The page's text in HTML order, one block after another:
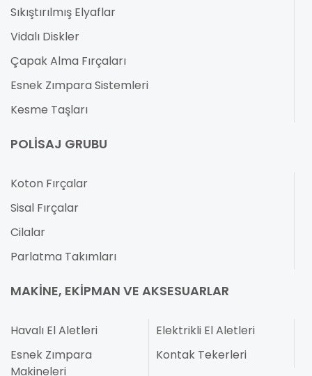
Sıkıştırılmış Elyaflar
Vidalı Diskler
Çapak Alma Fırçaları
Esnek Zımpara Sistemleri
Kesme Taşları
POLISAJ GRUBU
Koton Fırçalar
Sisal Fırçalar
Cilalar
Parlatma Takımları
MAKINE, EKIPMAN VE AKSESUARLAR
Havalı El Aletleri
Elektrikli El Aletleri
Esnek Zımpara
Makineleri
Kontak Tekerleri